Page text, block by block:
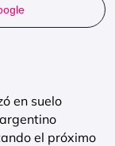
en suelo
el próximo